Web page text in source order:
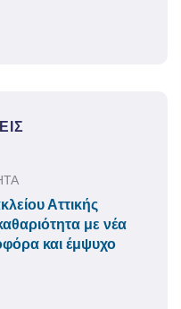
Αττικής
με νέα
και έμψυχο